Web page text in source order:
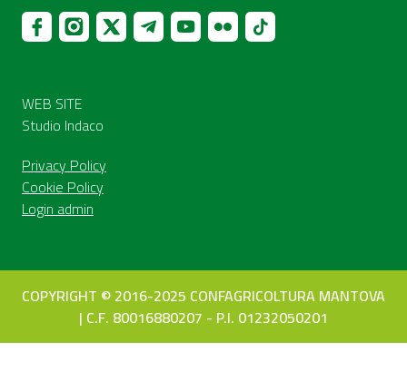
WEB SITE
Studio Indaco
Privacy Policy
Cookie Policy
Login admin
COPYRIGHT © 2016-2025 CONFAGRICOLTURA MANTOVA
| C.F. 80016880207 - P.I. 01232050201